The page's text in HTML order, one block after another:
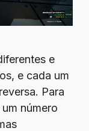
e
e cada um
Para
número